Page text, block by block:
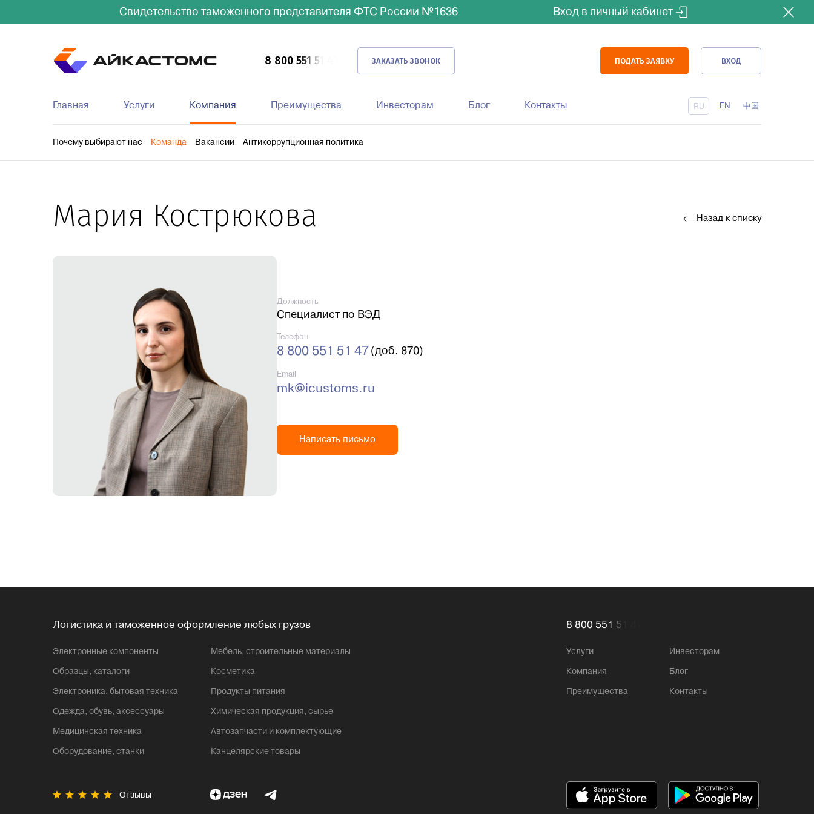
Свидетельство таможенного представителя ФТС России №1636 Вход в личный кабинет
Главная Услуги
Таможенное оформление Срочная авиадоставка Автомобильная доставка
Компания
Почему выбирают нас Команда Вакансии Антикоррупционная политика
Преимущества Инвесторам Блог Контакты
8 800 551 51 47 ЗАКАЗАТЬ ЗВОНОК ПОДАТЬ ЗАЯВКУ ВХОД
RU EN 中国
Мария Кострюкова
Должность
Специалист по ВЭД
Телефон
8 800 551 51 47 (доб. 870)
Email
mk@icustoms.ru
Написать письмо
Назад к списку
Логистика и таможенное оформление любых грузов
Электронные компоненты
Образцы, каталоги
Электроника, бытовая техника
Одежда, обувь, аксессуары
Медицинская техника
Оборудование, станки
Мебель, строительные материалы
Косметика
Продукты питания
Химическая продукция, сырье
Автозапчасти и комплектующие
Канцелярские товары
8 800 551 51 47
Услуги
Компания
Преимущества
Инвесторам
Блог
Контакты
Отзывы